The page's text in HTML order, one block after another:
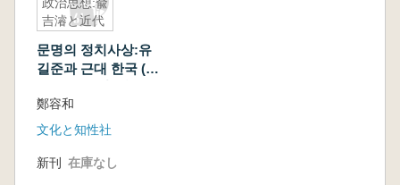
吉濬と近代
문명의 정치사상:유
길준과 근대 한국 (文
と近代韓国)
鄭容和
文化と知性社
新刊 在庫なし